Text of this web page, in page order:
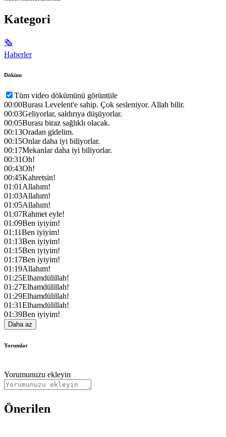
Kategori
🗞
Haberler
Döküm
Tüm video dökümünü görüntüle
00:00Burası Levelent'e sahip. Çok sesleniyor. Allah bilir.
00:03Geliyorlar, saldırıya düşüyorlar.
00:05Burası biraz sağlıklı olacak.
00:13Oradan gidelim.
00:15Onlar daha iyi biliyorlar.
00:17Mekanlar daha iyi biliyorlar.
00:31Oh!
00:43Oh!
00:45Kahretsin!
01:01Allahım!
01:03Allahım!
01:05Allahım!
01:07Rahmet eyle!
01:09Ben iyiyim!
01:11Ben iyiyim!
01:13Ben iyiyim!
01:15Ben iyiyim!
01:17Ben iyiyim!
01:19Allahım!
01:25Elhamdülillah!
01:27Elhamdülillah!
01:29Elhamdülillah!
01:31Elhamdülillah!
01:39Ben iyiyim!
Daha az
Yorumlar
Yorumunuzu ekleyin
Önerilen